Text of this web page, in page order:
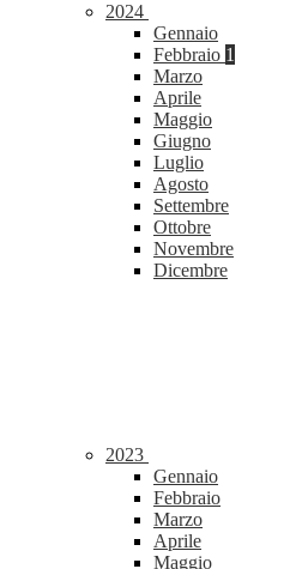
2024
Gennaio
Febbraio 1
Marzo
Aprile
Maggio
Giugno
Luglio
Agosto
Settembre
Ottobre
Novembre
Dicembre
2023
Gennaio
Febbraio
Marzo
Aprile
Maggio